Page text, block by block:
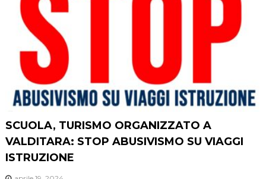
SCUOLA, TURISMO ORGANIZZATO A
VALDITARA: STOP ABUSIVISMO SU VIAGGI
ISTRUZIONE